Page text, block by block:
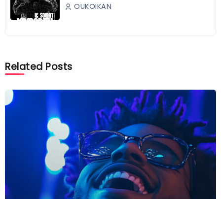
OUKOIKAN
Related Posts